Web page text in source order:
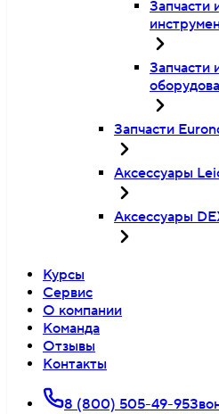
Запчасти
Запчасти
Запчасти
Аксессуары
Аксессуары
Курсы
Сервис
О компании
Команда
Отзывы
Контакты
8 (800) 505-49-95